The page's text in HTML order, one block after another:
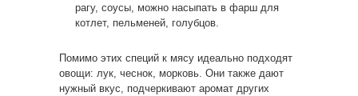
рагу, соусы, можно насыпать в фарш для
котлет, пельменей, голубцов.
Помимо этих специй к мясу идеально подходят
овощи: лук, чеснок, морковь. Они также дают
нужный вкус, подчеркивают аромат других